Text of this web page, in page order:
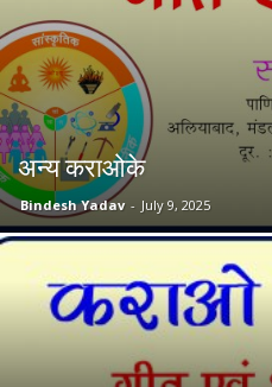
अन्य कराओके
Bindesh Yadav - July 9, 2025